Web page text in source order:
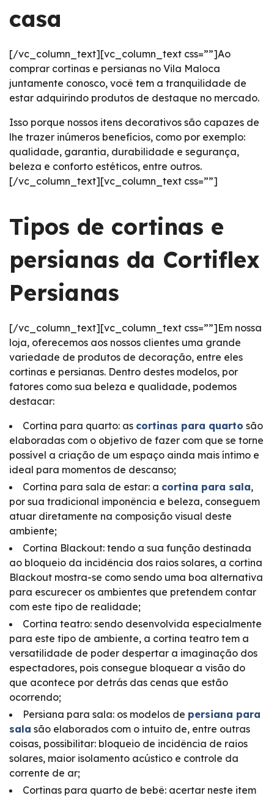
casa
[/vc_column_text][vc_column_text css=””]Ao
comprar cortinas e persianas no Vila Maloca
juntamente conosco, você tem a tranquilidade de
estar adquirindo produtos de destaque no mercado.
Isso porque nossos itens decorativos são capazes de
lhe trazer inúmeros benefícios, como por exemplo:
qualidade, garantia, durabilidade e segurança,
beleza e conforto estéticos, entre outros.
[/vc_column_text][vc_column_text css=””]
Tipos de cortinas e
persianas da Cortiflex
Persianas
[/vc_column_text][vc_column_text css=””]Em nossa
loja, oferecemos aos nossos clientes uma grande
variedade de produtos de decoração, entre eles
cortinas e persianas. Dentro destes modelos, por
fatores como sua beleza e qualidade, podemos
destacar:
Cortina para quarto: as cortinas para quarto são
elaboradas com o objetivo de fazer com que se torne
possível a criação de um espaço ainda mais íntimo e
ideal para momentos de descanso;
Cortina para sala de estar: a cortina para sala,
por sua tradicional imponência e beleza, conseguem
atuar diretamente na composição visual deste
ambiente;
Cortina Blackout: tendo a sua função destinada
ao bloqueio da incidência dos raios solares, a cortina
Blackout mostra-se como sendo uma boa alternativa
para escurecer os ambientes que pretendem contar
com este tipo de realidade;
Cortina teatro: sendo desenvolvida especialmente
para este tipo de ambiente, a cortina teatro tem a
versatilidade de poder despertar a imaginação dos
espectadores, pois consegue bloquear a visão do
que acontece por detrás das cenas que estão
ocorrendo;
Persiana para sala: os modelos de persiana para
sala são elaborados com o intuito de, entre outras
coisas, possibilitar: bloqueio de incidência de raios
solares, maior isolamento acústico e controle da
corrente de ar;
Cortinas para quarto de bebê: acertar neste item